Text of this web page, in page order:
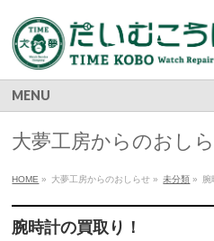
MENU
大夢工房からのおし
HOME » 大夢工房からのおしらせ » 未分類 » 腕
腕時計の買取り！